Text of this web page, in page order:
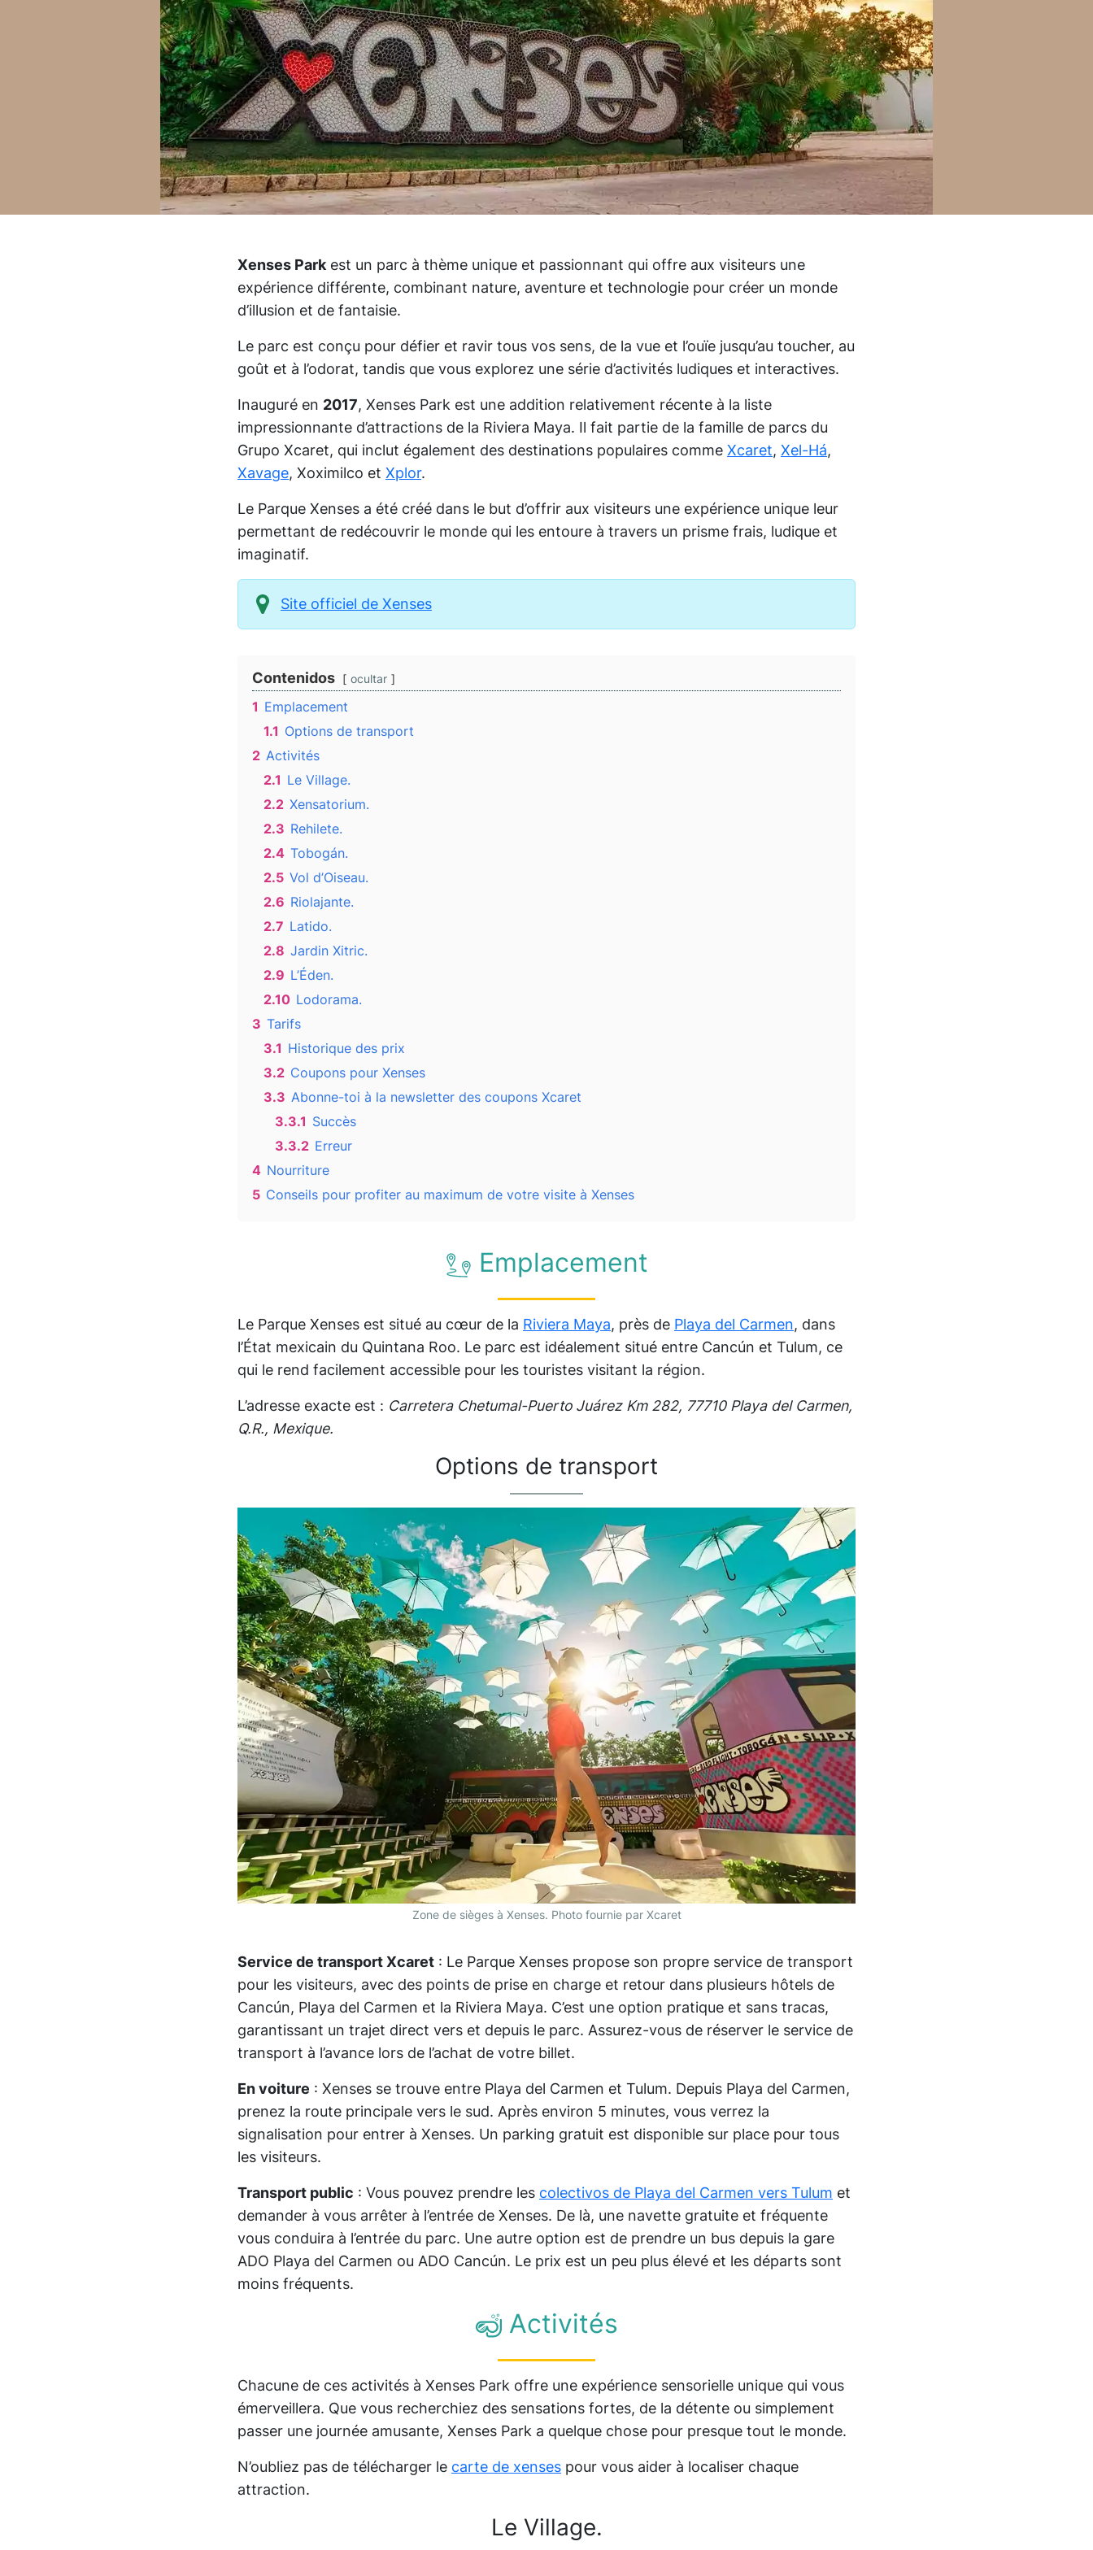
Xenses Parkest un parc à thème unique et passionnant qui offre aux visiteurs une
expérience différente, combinant nature, aventure et technologie pour créer un monde
d’illusion et de fantaisie.
Le parc est conçu pour défier et ravir tous vos sens, de la vue et l’ouïe jusqu’au toucher, au
goût et à l’odorat, tandis que vous explorez une série d’activités ludiques et interactives.
Inauguré en 2017, Xenses Park est une addition relativement récente à la liste
impressionnante d’attractions de la Riviera Maya. Il fait partie de la famille de parcs du
Grupo Xcaret, qui inclut également des destinations populaires comme Xcaret, Xel-Há,
Xavage, Xoximilco et Xplor.
Le Parque Xenses a été créé dans le but d’offrir aux visiteurs une expérience unique leur
permettant de redécouvrir le monde qui les entoure à travers un prisme frais, ludique et
imaginatif.
Site officiel de Xenses
Contenidos ocultar
1 Emplacement
1.1 Options de transport
2 Activités
2.1 Le Village.
2.2 Xensatorium.
2.3 Rehilete.
2.4 Tobogán.
2.5 Vol d’Oiseau.
2.6 Riolajante.
2.7 Latido.
2.8 Jardin Xitric.
2.9 L’Éden.
2.10 Lodorama.
3 Tarifs
3.1 Historique des prix
3.2 Coupons pour Xenses
3.3 Abonne-toi à la newsletter des coupons Xcaret
3.3.1 Succès
3.3.2 Erreur
4 Nourriture
5 Conseils pour profiter au maximum de votre visite à Xenses
Emplacement
Le Parque Xenses est situé au cœur de la Riviera Maya, près de Playa del Carmen, dans
l’État mexicain du Quintana Roo. Le parc est idéalement situé entre Cancún et Tulum, ce
qui le rend facilement accessible pour les touristes visitant la région.
L’adresse exacte est : Carretera Chetumal-Puerto Juárez Km 282, 77710 Playa del Carmen,
Q.R., Mexique.
Options de transport
Zone de sièges à Xenses. Photo fournie par Xcaret
Service de transport Xcaret : Le Parque Xenses propose son propre service de transport
pour les visiteurs, avec des points de prise en charge et retour dans plusieurs hôtels de
Cancún, Playa del Carmen et la Riviera Maya. C’est une option pratique et sans tracas,
garantissant un trajet direct vers et depuis le parc. Assurez-vous de réserver le service de
transport à l’avance lors de l’achat de votre billet.
En voiture : Xenses se trouve entre Playa del Carmen et Tulum. Depuis Playa del Carmen,
prenez la route principale vers le sud. Après environ 5 minutes, vous verrez la
signalisation pour entrer à Xenses. Un parking gratuit est disponible sur place pour tous
les visiteurs.
Transport public : Vous pouvez prendre les colectivos de Playa del Carmen vers Tulum et
demander à vous arrêter à l’entrée de Xenses. De là, une navette gratuite et fréquente
vous conduira à l’entrée du parc. Une autre option est de prendre un bus depuis la gare
ADO Playa del Carmen ou ADO Cancún. Le prix est un peu plus élevé et les départs sont
moins fréquents.
Activités
Chacune de ces activités à Xenses Park offre une expérience sensorielle unique qui vous
émerveillera. Que vous recherchiez des sensations fortes, de la détente ou simplement
passer une journée amusante, Xenses Park a quelque chose pour presque tout le monde.
N’oubliez pas de télécharger le carte de xenses pour vous aider à localiser chaque
attraction.
Le Village.